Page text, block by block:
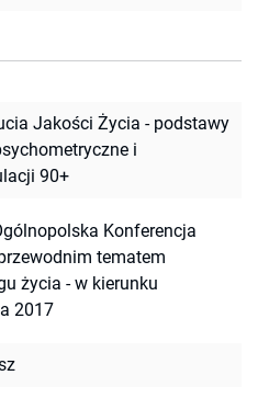
Jakości Życia - podstawy
i
90+
Konferencja
tematem
życia - w kierunku
2017